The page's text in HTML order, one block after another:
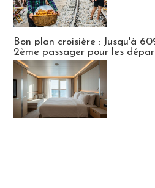
Bon plan croisière : Jusqu'à
2ème passager pour les